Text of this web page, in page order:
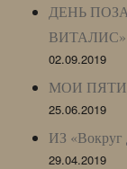
ДЕНЬ
ВИТАЛИС»
02.09.2019
МОИ
25.06.2019
ИЗ «Вокруг
29.04.2019